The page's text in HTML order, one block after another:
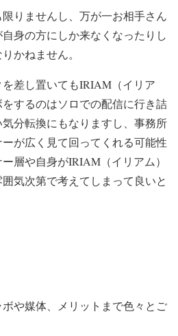
りませんし、万が一お相手さん
身の方にしか来なくなったりし
かねません。
差し置いてもIRIAM（イリア
するのはソロでの配信に行き詰
分転換にもなりますし、事務所
が広く見て回ってくれる可能性
層や自身がIRIAM（イリアム）
気次第で考えてしまって良いと
や媒体、メリットまで色々とご